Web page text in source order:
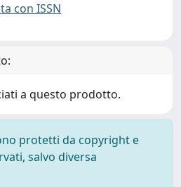
con ISSN
a questo prodotto.
protetti da copyright e
salvo diversa